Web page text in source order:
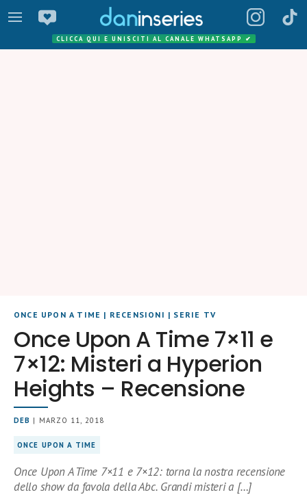
CLICCA QUI E UNISCITI AL CANALE WHATSAPP ✔
ONCE UPON A TIME | RECENSIONI | SERIE TV
Once Upon A Time 7×11 e
7×12: Misteri a Hyperion
Heights – Recensione
DEB | MARZO 11, 2018
ONCE UPON A TIME
Once Upon A Time 7×11 e 7×12: torna la nostra recensione
dello show da favola della Abc. Grandi misteri a […]